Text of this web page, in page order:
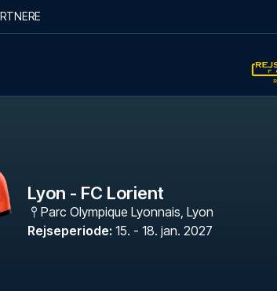
Lyon - FC Lorient
Parc Olympique Lyonnais, Lyon
Rejseperiode: 15. - 18. jan. 2027